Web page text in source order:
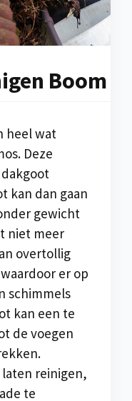
Boom
heel wat
Deze
kan dan gaan
gewicht
niet meer
overtollig
er op
schimmels
kan een te
de voegen
reinigen,
te